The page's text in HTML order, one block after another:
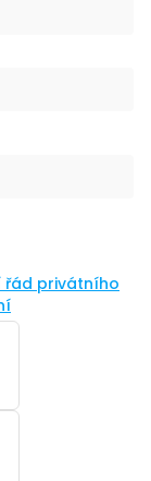
řád privátního